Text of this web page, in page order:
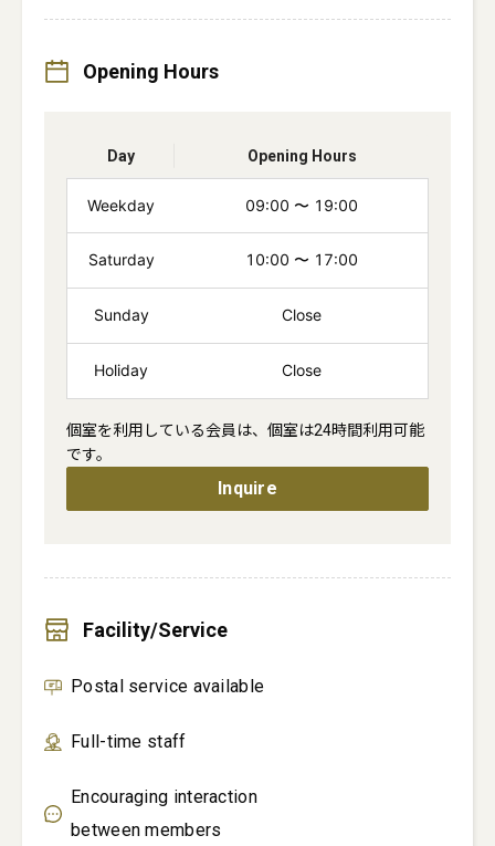
Opening Hours
Day Opening Hours
Weekday 09:00 〜 19:00
Saturday 10:00 〜 17:00
Sunday Close
Holiday Close
個室を利用している会員は、個室は24時間利用可能
です。
Inquire
Facility/Service
Postal service available
Full-time staff
Encouraging interaction
between members